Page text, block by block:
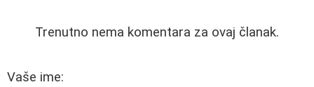
Trenutno nema komentara za ovaj članak.
Vaše ime: